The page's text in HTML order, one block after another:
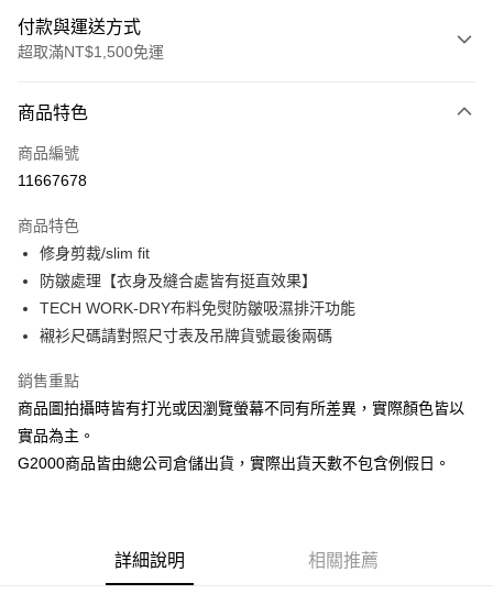
付款與運送方式
超取滿NT$1,500免運
信用卡一次付款
信用卡分期付款
合作金庫商業銀行
華南商業銀行
上海商業儲蓄銀行
台北富邦商業銀行
國泰世華商業銀行
兆豐國際商業銀行
臺灣中小企業銀行
台中商業銀行
聯邦商業銀行
元大商業銀行
永豐商業銀行
台新國際商業銀行
台灣樂天信用卡公司
LINE Pay
Apple Pay
街口支付
Google Pay
全盈+PAY
AFTEE先享後付是「在收到商品之後才付款」的支付方式。 讓您購物簡單
商品特色
商品編號
11667678
商品特色
修身剪裁/slim fit
防皺處理【衣身及縫合處皆有挺直效果】
TECH WORK-DRY布料免熨防皺吸濕排汗功能
襯衫尺碼請對照尺寸表及吊牌貨號最後兩碼
銷售重點
商品圖拍攝時皆有打光或因瀏覽螢幕不同有所差異，實際顏色皆以
實品為主。
G2000商品皆由總公司倉儲出貨，實際出貨天數不包含例假日。
詳細說明 相關推薦